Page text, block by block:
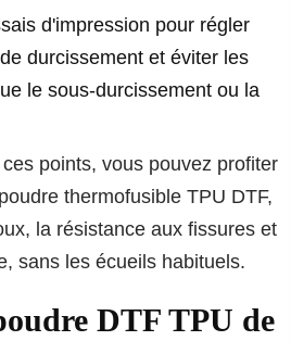
d'impression pour régler
durcissement et éviter les
le sous-durcissement ou la
points, vous pouvez profiter
thermofusible TPU DTF,
la résistance aux fissures et
sans les écueils habituels.
DTF TPU de